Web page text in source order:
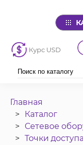
Курс USD
Главная
Каталог
Сетевое
Точки доступа